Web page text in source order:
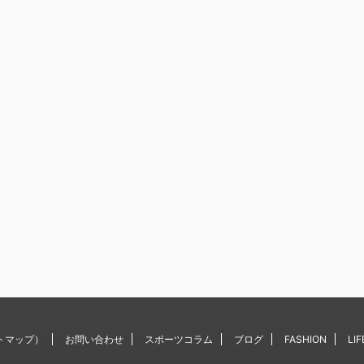
ップ） お問い合わせ スポーツコラム ブログ FASHION